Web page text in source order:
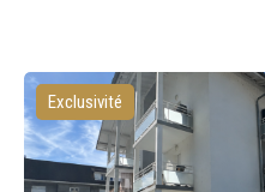
Exclusivité